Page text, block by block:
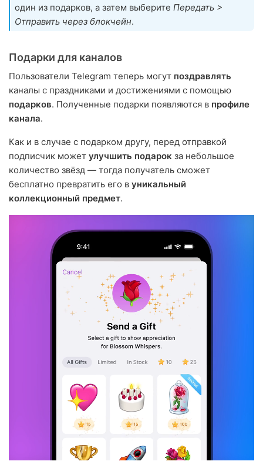
один из подарков, а затем выберите Передать >
Отправить через блокчейн.
Подарки для каналов
Пользователи Telegram теперь могут поздравлять
каналы с праздниками и достижениями с помощью
подарков. Полученные подарки появляются в профиле
канала.
Как и в случае с подарком другу, перед отправкой
подписчик может улучшить подарок за небольшое
количество звёзд — тогда получатель сможет
бесплатно превратить его в уникальный
коллекционный предмет.